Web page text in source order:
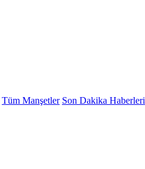
Tüm Manşetler Son Dakika Haberleri